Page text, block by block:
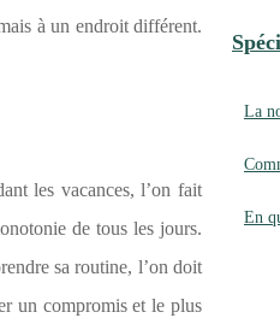
à un endroit différent.
les vacances, l’on fait
de tous les jours.
sa routine, l’on doit
un compromis et le plus
La
En